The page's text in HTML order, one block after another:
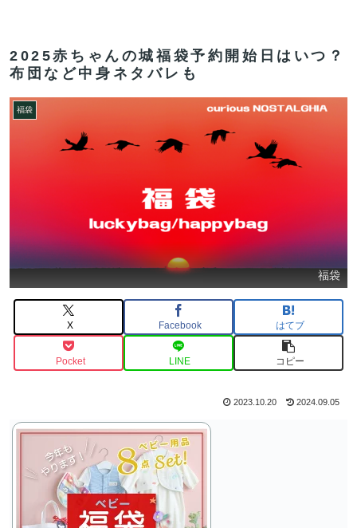
2025赤ちゃんの城福袋予約開始日はいつ？
布団など中身ネタバレも
福袋
福袋
X Facebook はてブ
Pocket LINE コピー
2023.10.20 2024.09.05